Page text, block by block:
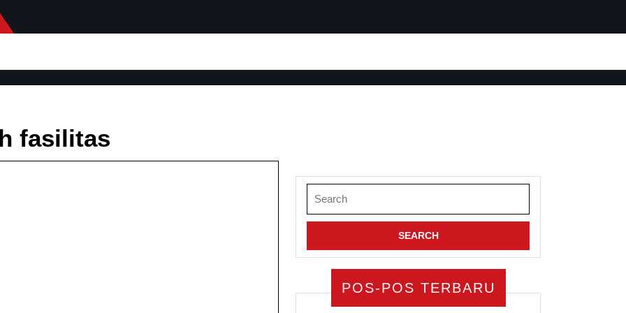
fasilitas
for:
POS-POS TERBARU